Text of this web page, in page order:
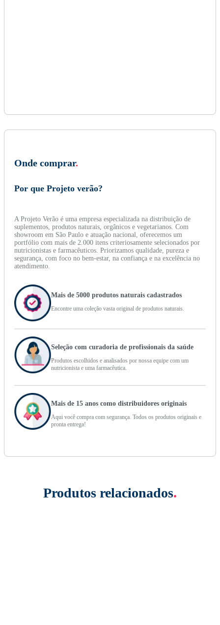
Onde comprar.
Por que Projeto verão?
A Projeto Verão é uma empresa especializada na distribuição de
suplementos, produtos naturais, orgânicos e vegetarianos. Com
showroom em São Paulo e atuação nacional, oferecemos um
portfólio com mais de 2.000 itens criteriosamente selecionados por
nutricionistas e farmacêuticos. Priorizamos qualidade, pureza e
segurança, com foco no bem-estar, na confiança e na excelência no
atendimento.
Mais de 5000 produtos naturais cadastrados
Encontre uma coleção vasta original de produtos naturais.
Seleção com curadoria de profissionais da saúde
Produtos escolhidos e analisados por nossa equipe com um
nutricionista e uma farmacêutica.
Mais de 15 anos como distribuidores originais
Aqui você compra com segurança. Todos os produtos originais e
pronta entrega!
Produtos relacionados.